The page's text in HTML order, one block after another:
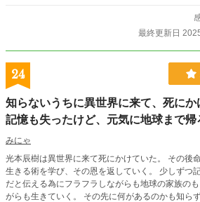
亡しながら、自分だけの「本当の楽」を探し求め
穏な怠惰を手に入れられるのか！？最終更新日
24
知らないうちに異世界に来て、死にか
記憶も失ったけど、元気に地球まで帰
みにゃ
光本辰樹は異世界に来て死にかけていた。 その後
生きる術を学び、その恩を返していく。 少しずつ
だと伝える為にフラフラしながらも地球の家族の
がらも生きていく。 その先に何があるのかも知らずに。 見たいなお話に